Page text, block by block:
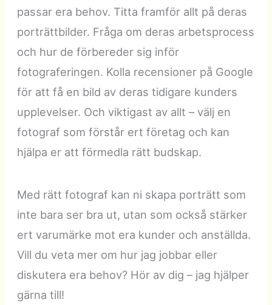
passar era behov. Titta framför allt på deras
porträttbilder. Fråga om deras arbetsprocess
och hur de förbereder sig inför
fotograferingen. Kolla recensioner på Google
för att få en bild av deras tidigare kunders
upplevelser. Och viktigast av allt – välj en
fotograf som förstår ert företag och kan
hjälpa er att förmedla rätt budskap.
Med rätt fotograf kan ni skapa porträtt som
inte bara ser bra ut, utan som också stärker
ert varumärke mot era kunder och anställda.
Vill du veta mer om hur jag jobbar eller
diskutera era behov? Hör av dig – jag hjälper
gärna till!